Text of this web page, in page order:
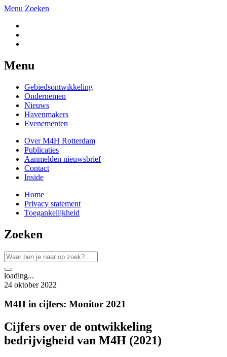
Menu Zoeken
Menu
Gebiedsontwikkeling
Ondernemen
Nieuws
Havenmakers
Evenementen
Over M4H Rotterdam
Publicaties
Aanmelden nieuwsbrief
Contact
Inside
Home
Privacy statement
Toegankelijkheid
Zoeken
loading...
24 oktober 2022
M4H in cijfers: Monitor 2021
Cijfers over de ontwikkeling
bedrijvigheid van M4H (2021)